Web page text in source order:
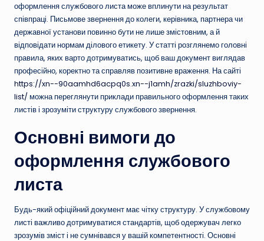
оформлення службового листа може вплинути на результат
співпраці. Письмове звернення до колеги, керівника, партнера чи
державної установи повинно бути не лише змістовним, а й
відповідати нормам ділового етикету. У статті розглянемо головні
правила, яких варто дотримуватись, щоб ваш документ виглядав
професійно, коректно та справляв позитивне враження. На сайті
https://xn--90aamhd6acpq0s.xn--j1amh/zrazki/sluzhboviy-
list/ можна переглянути приклади правильного оформлення таких
листів і зрозуміти структуру службового звернення.
Основні вимоги до
оформлення службового
листа
Будь-який офіційний документ має чітку структуру. У службовому
листі важливо дотримуватися стандартів, щоб одержувач легко
зрозумів зміст і не сумнівався у вашій компетентності. Основні